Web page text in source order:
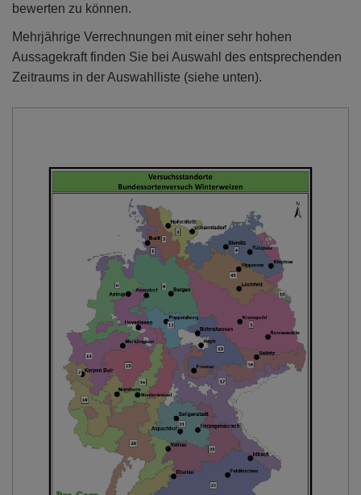
bewerten zu können.
Mehrjährige Verrechnungen mit einer sehr hohen
Aussagekraft finden Sie bei Auswahl des entsprechenden
Zeitraums in der Auswahlliste (siehe unten).